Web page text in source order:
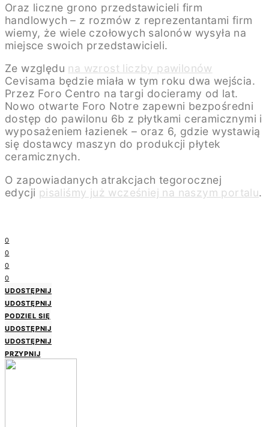
Oraz liczne grono przedstawicieli firm
handlowych – z rozmów z reprezentantami firm
wiemy, że wiele czołowych salonów wysyła na
miejsce swoich przedstawicieli.
Ze względu na wzrost liczby pawilonów
Cevisama będzie miała w tym roku dwa wejścia.
Przez Foro Centro na targi docieramy od lat.
Nowo otwarte Foro Notre zapewni bezpośredni
dostęp do pawilonu 6b z płytkami ceramicznymi i
wyposażeniem łazienek – oraz 6, gdzie wystawią
się dostawcy maszyn do produkcji płytek
ceramicznych.
O zapowiadanych atrakcjach tegorocznej
edycji pisaliśmy już wcześniej na naszym portalu.
0
0
0
0
UDOSTĘPNIJ
UDOSTĘPNIJ
PODZIEL SIĘ
UDOSTĘPNIJ
UDOSTĘPNIJ
PRZYPNIJ